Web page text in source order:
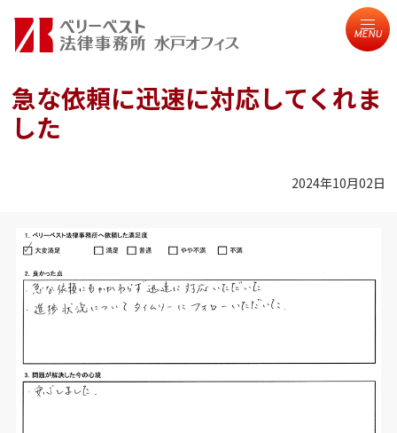
MENU
急な依頼に迅速に対応してくれま
した
2024年10月02日